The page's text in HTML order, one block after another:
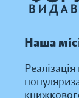
Наша